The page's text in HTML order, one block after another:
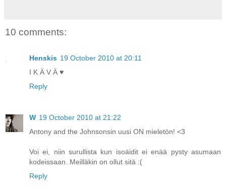
10 comments:
Henskis 19 October 2010 at 20:11
I K Ä V Ä ♥
Reply
W 19 October 2010 at 21:22
Antony and the Johnsonsin uusi ON mieletön! <3
Voi ei, niin surullista kun isoäidit ei enää pysty asumaan
kodeissaan. Meilläkin on ollut sitä :(
Reply